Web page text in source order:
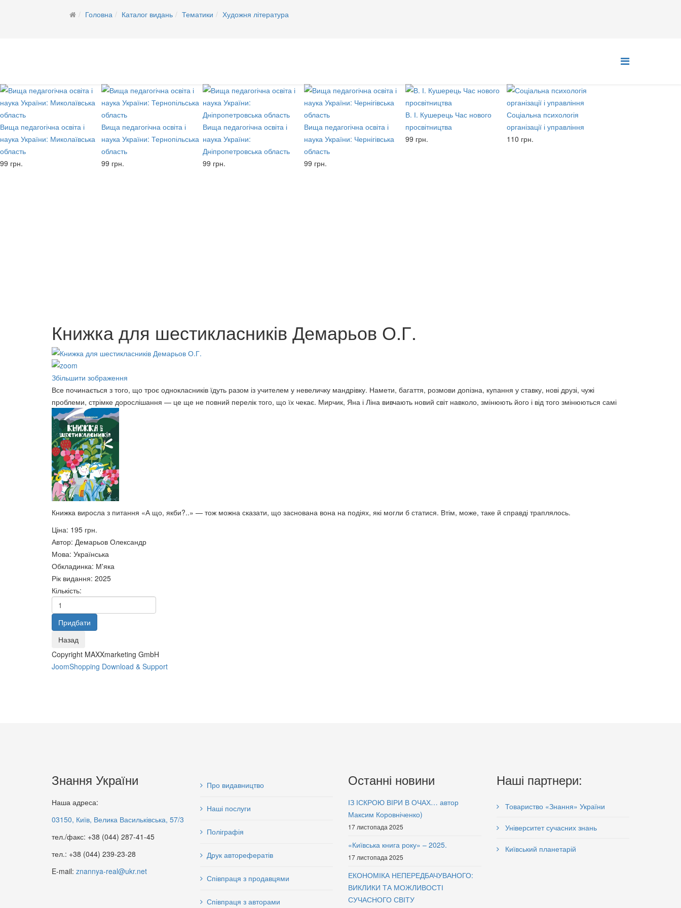
Головна Каталог видань Тематики Художня література
Вища педагогічна освіта і
наука України: Миколаївська
область
99 грн.
Вища педагогічна освіта і
наука України: Тернопільська
область
99 грн.
Вища педагогічна освіта і
наука України:
Дніпропетровська область
99 грн.
Вища педагогічна освіта і
наука України: Чернігівська
область
99 грн.
В. І. Кушерець Час нового
просвітництва
99 грн.
Соціальна психологія
організації і управління
110 грн.
В УКРАЇНІ: сутність та основні
детермінанти
114 грн.
Біблія і сучасна наука.
Культура. Ідеологія.
Особистість: Методолого-
140 грн.
145 грн.
Філософія політики: Підручник
Збірка п’єс.
180 грн.
Книжка для шестикласників Демарьов О.Г.
Збільшити зображення
Все починається з того, що троє однокласників їдуть разом із учителем у невеличку мандрівку. Намети, багаття, розмови допізна, купання у ставку, нові друзі, чужі
проблеми, стрімке дорослішання — це ще не повний перелік того, що їх чекає. Мирчик, Яна і Ліна вивчають новий світ навколо, змінюють його і від того змінюються самі
Книжка виросла з питання «А що, якби?..» — тож можна сказати, що заснована вона на подіях, які могли б статися. Втім, може, таке й справді траплялось.
Ціна: 195 грн.
Автор: Демарьов Олександр
Мова: Українська
Обкладинка: М'яка
Рік видання: 2025
Кількість:
Copyright MAXXmarketing GmbH
JoomShopping Download & Support
Знання України
Наша адреса:
03150, Київ, Велика Васильківська, 57/3
тел./факс: +38 (044) 287-41-45
тел.: +38 (044) 239-23-28
E-mail: znannya-real@ukr.net
Про видавництво
Наші послуги
Поліграфія
Друк авторефератів
Співпраця з продавцями
Співпраця з авторами
Останні новини
ІЗ ІСКРОЮ ВІРИ В ОЧАХ… автор
Максим Коровніченко)
17 листопада 2025
«Київська книга року» – 2025.
17 листопада 2025
ЕКОНОМІКА НЕПЕРЕДБАЧУВАНОГО:
ВИКЛИКИ ТА МОЖЛИВОСТІ
СУЧАСНОГО СВІТУ
Наші партнери:
Товариство «Знання» України
Університет сучасних знань
Київський планетарій